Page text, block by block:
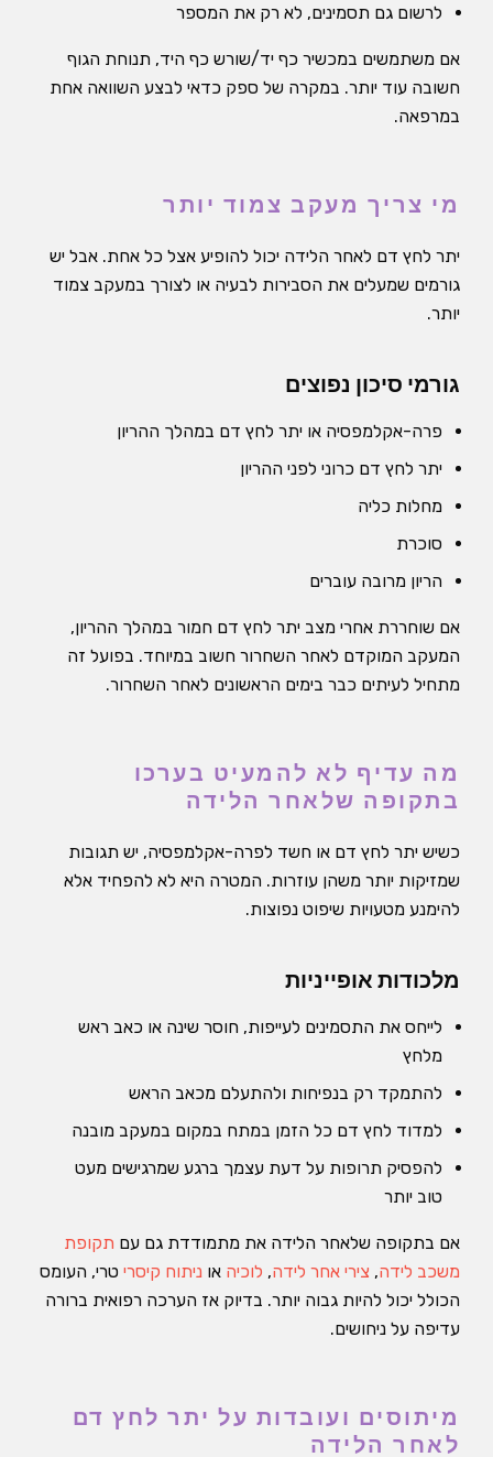
לרשום גם תסמינים, לא רק את המספר
אם משתמשים במכשיר כף יד/שורש כף היד, תנוחת הגוף
חשובה עוד יותר. במקרה של ספק כדאי לבצע השוואה אחת
במרפאה.
מי צריך מעקב צמוד יותר
יתר לחץ דם לאחר הלידה יכול להופיע אצל כל אחת. אבל יש
גורמים שמעלים את הסבירות לבעיה או לצורך במעקב צמוד
יותר.
גורמי סיכון נפוצים
פרה-אקלמפסיה או יתר לחץ דם במהלך ההריון
יתר לחץ דם כרוני לפני ההריון
מחלות כליה
סוכרת
הריון מרובה עוברים
אם שוחררת אחרי מצב יתר לחץ דם חמור במהלך ההריון,
המעקב המוקדם לאחר השחרור חשוב במיוחד. בפועל זה
מתחיל לעיתים כבר בימים הראשונים לאחר השחרור.
מה עדיף לא להמעיט בערכו
בתקופה שלאחר הלידה
כשיש יתר לחץ דם או חשד לפרה-אקלמפסיה, יש תגובות
שמזיקות יותר משהן עוזרות. המטרה היא לא להפחיד אלא
להימנע מטעויות שיפוט נפוצות.
מלכודות אופייניות
לייחס את התסמינים לעייפות, חוסר שינה או כאב ראש
מלחץ
להתמקד רק בנפיחות ולהתעלם מכאב הראש
למדוד לחץ דם כל הזמן במתח במקום במעקב מובנה
להפסיק תרופות על דעת עצמך ברגע שמרגישים מעט
טוב יותר
אם בתקופה שלאחר הלידה את מתמודדת גם עם תקופת
משכב לידה, צירי אחר לידה, לוכיה או ניתוח קיסרי טרי, העומס
הכולל יכול להיות גבוה יותר. בדיוק אז הערכה רפואית ברורה
עדיפה על ניחושים.
מיתוסים ועובדות על יתר לחץ דם
לאחר הלידה